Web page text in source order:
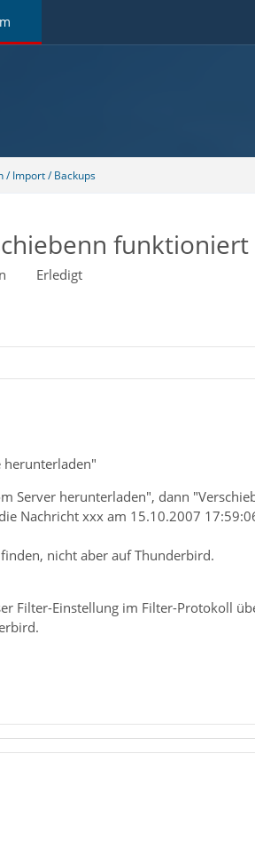
/ Import / Backups
Erledigt
herunterladen"
Server herunterladen", dann
Nachricht xxx am 15.10.2007
nicht aber auf Thunderbird.
Filter-Einstellung im Filter-Protokoll